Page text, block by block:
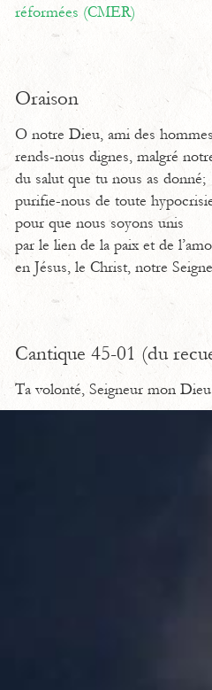
réformées (CMER)
Oraison
O notre Dieu, ami des
rends-nous dignes, malgré
du salut que tu nous as donné;
purifie-nous de toute
pour que nous soyons unis
par le lien de la paix et de
en Jésus, le Christ, notre
Cantique 45-01 (du
Ta volonté, Seigneur mon Dieu